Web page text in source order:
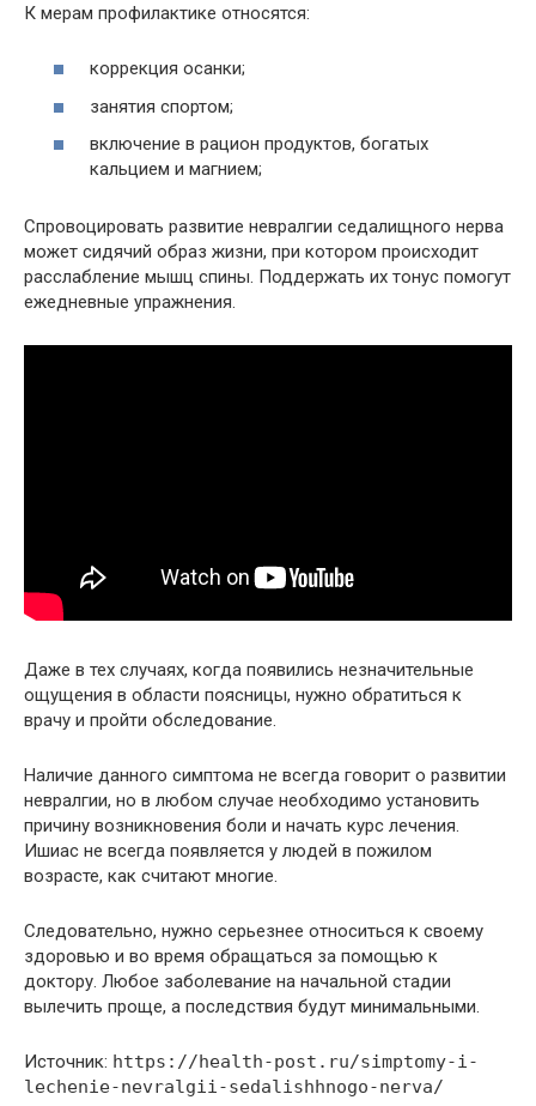
К мерам профилактике относятся:
коррекция осанки;
занятия спортом;
включение в рацион продуктов, богатых
кальцием и магнием;
Спровоцировать развитие невралгии седалищного нерва
может сидячий образ жизни, при котором происходит
расслабление мышц спины. Поддержать их тонус помогут
ежедневные упражнения.
Даже в тех случаях, когда появились незначительные
ощущения в области поясницы, нужно обратиться к
врачу и пройти обследование.
Наличие данного симптома не всегда говорит о развитии
невралгии, но в любом случае необходимо установить
причину возникновения боли и начать курс лечения.
Ишиас не всегда появляется у людей в пожилом
возрасте, как считают многие.
Следовательно, нужно серьезнее относиться к своему
здоровью и во время обращаться за помощью к
доктору. Любое заболевание на начальной стадии
вылечить проще, а последствия будут минимальными.
Источник: https://health-post.ru/simptomy-i-
lechenie-nevralgii-sedalishhnogo-nerva/